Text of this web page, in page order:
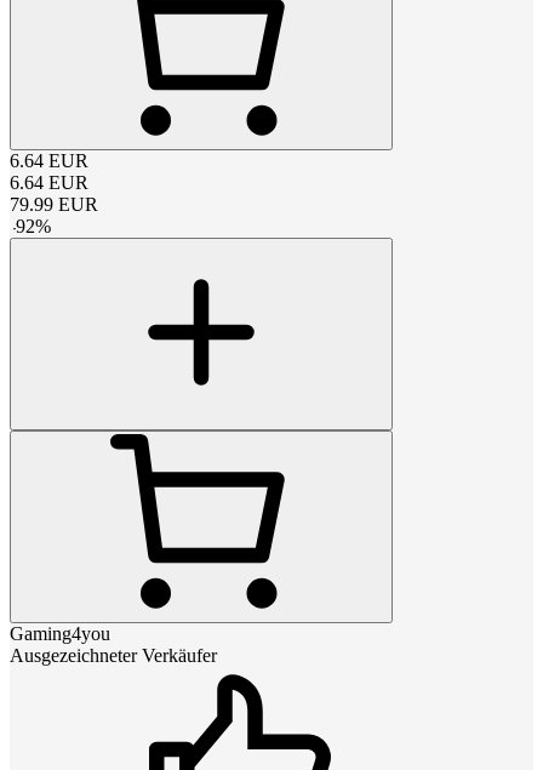
6.64 EUR
6.64 EUR
79.99 EUR
-92%
Gaming4you
Ausgezeichneter Verkäufer